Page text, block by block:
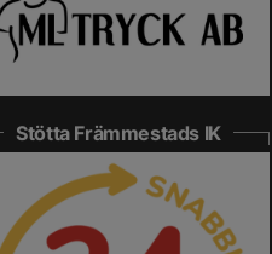
Stötta Främmestads IK